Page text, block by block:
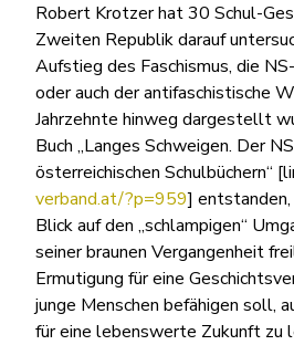
Robert Krotzer hat 30 Schul-
Zweiten Republik darauf
Aufstieg des Faschismus, die
oder auch der antifaschistische
Jahrzehnte hinweg dargestellt
Buch „Langes Schweigen. Der
österreichischen Schulbüchern“
verband.at/?p=959] entstanden,
Blick auf den „schlampigen“
seiner braunen Vergangenheit
Ermutigung für eine
junge Menschen befähigen soll,
für eine lebenswerte Zukunft zu